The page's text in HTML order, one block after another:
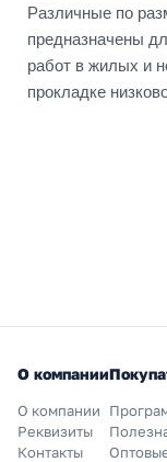
Различные по
предназначены
работ в жилых и
прокладке
О компании
О компании
Реквизиты
Контакты